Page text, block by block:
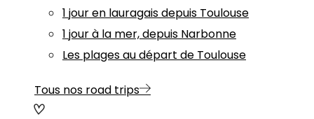
1 jour en lauragais depuis Toulouse
1 jour à la mer, depuis Narbonne
Les plages au départ de Toulouse
Tous nos road trips